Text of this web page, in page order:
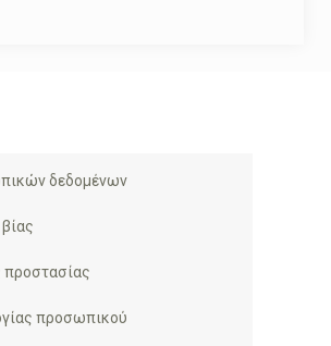
δεδομένων
προστασίας
προσωπικού